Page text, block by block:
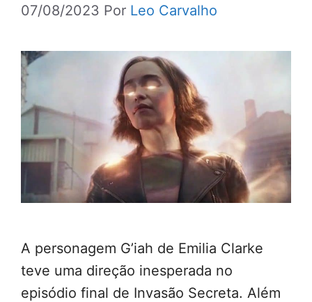
07/08/2023 Por Leo Carvalho
A personagem G’iah de Emilia Clarke
teve uma direção inesperada no
episódio final de Invasão Secreta. Além